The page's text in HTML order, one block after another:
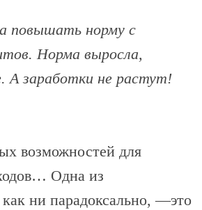
повышать норму с
Норма выросла,
заработки не растут!
возможностей для
Одна из
ни парадоксально, —это